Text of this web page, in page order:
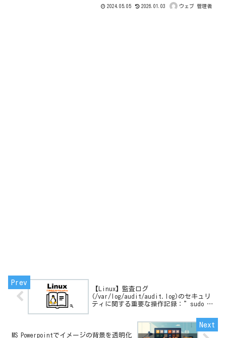
リを活用して低コストでシステムパフォ
2024.05.05 2026.01.03 ウェブ 管理者
【Linux】監査ログ
(/var/log/audit/audit.log)のセキュリ
ティに関する重要な操作記録：”sudo -
MS Powerpointでイメージの背景を透明化